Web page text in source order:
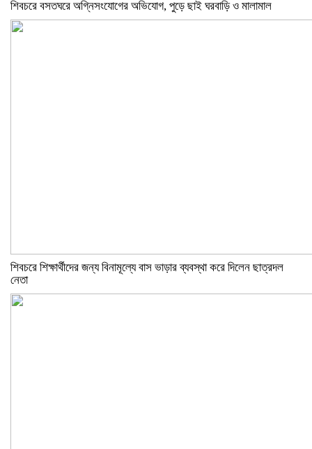
শিবচরে বসতঘরে অগ্নিসংযোগের অভিযোগ, পুড়ে ছাই ঘরবাড়ি ও মালামাল
শিবচরে শিক্ষার্থীদের জন্য বিনামূল্যে বাস ভাড়ার ব্যবস্থা করে দিলেন ছাত্রদল
নেতা